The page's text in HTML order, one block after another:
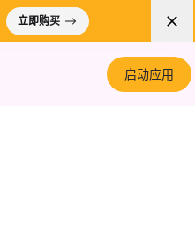
立即购买
启动应用